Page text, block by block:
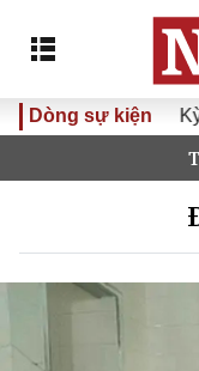
Dòng sự kiệnKỳ họp